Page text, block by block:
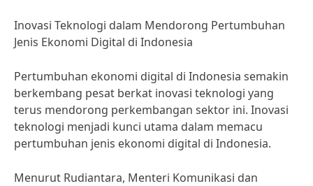
Inovasi Teknologi dalam Mendorong Pertumbuhan
Jenis Ekonomi Digital di Indonesia
Pertumbuhan ekonomi digital di Indonesia semakin
berkembang pesat berkat inovasi teknologi yang
terus mendorong perkembangan sektor ini. Inovasi
teknologi menjadi kunci utama dalam memacu
pertumbuhan jenis ekonomi digital di Indonesia.
Menurut Rudiantara, Menteri Komunikasi dan